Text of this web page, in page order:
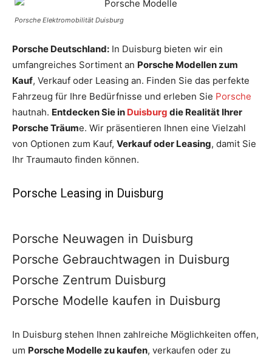
Porsche Elektromobilität Duisburg
Porsche Deutschland: In Duisburg bieten wir ein
umfangreiches Sortiment an Porsche Modellen zum
Kauf, Verkauf oder Leasing an. Finden Sie das perfekte
Fahrzeug für Ihre Bedürfnisse und erleben Sie Porsche
hautnah. Entdecken Sie in Duisburg die Realität Ihrer
Porsche Träume. Wir präsentieren Ihnen eine Vielzahl
von Optionen zum Kauf, Verkauf oder Leasing, damit Sie
Ihr Traumauto finden können.
Porsche Leasing in Duisburg
Porsche Neuwagen in Duisburg
Porsche Gebrauchtwagen in Duisburg
Porsche Zentrum Duisburg
Porsche Modelle kaufen in Duisburg
In Duisburg stehen Ihnen zahlreiche Möglichkeiten offen,
um Porsche Modelle zu kaufen, verkaufen oder zu